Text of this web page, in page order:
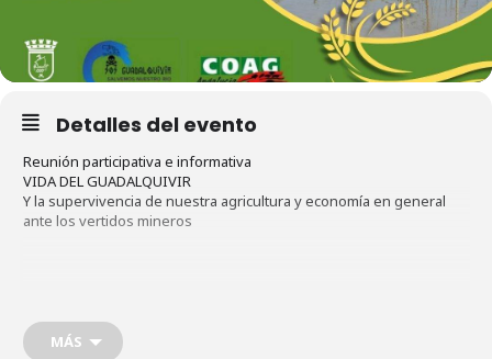
Detalles del evento
Reunión participativa e informativa
VIDA DEL GUADALQUIVIR
Y la supervivencia de nuestra agricultura y economía en general
ante los vertidos mineros
Sala Andrés Martínez de León, C/Cervantes, s/n Coria del Río,
SevillaMÁS